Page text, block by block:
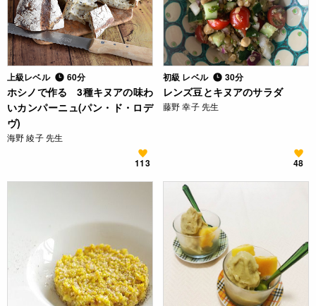
上級レベル 60分
ホシノで作る 3種キヌアの味わ
いカンパーニュ(パン・ド・ロデ
ヴ)
海野 綾子 先生
113
初級 レベル 30分
レンズ豆とキヌアのサラダ
藤野 幸子 先生
48